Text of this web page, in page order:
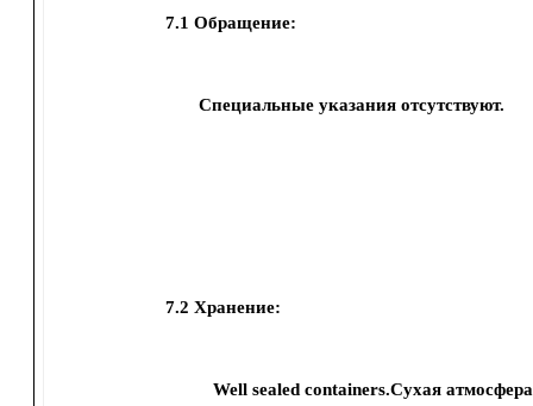
7.1 Обращение:
Специальные указания отсутствуют.
7.2 Хранение:
Well sealed containers.Сухая